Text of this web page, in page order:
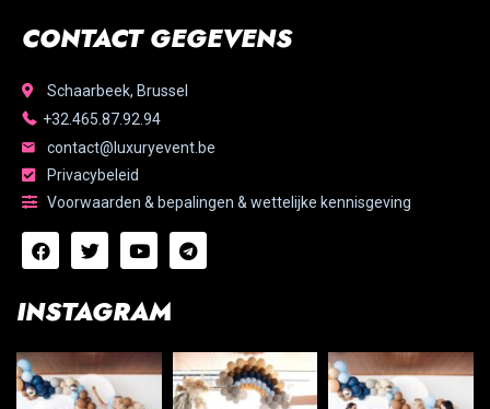
CONTACT GEGEVENS
Schaarbeek, Brussel
+32.465.87.92.94
contact@luxuryevent.be
Privacybeleid
Voorwaarden & bepalingen & wettelijke kennisgeving
INSTAGRAM